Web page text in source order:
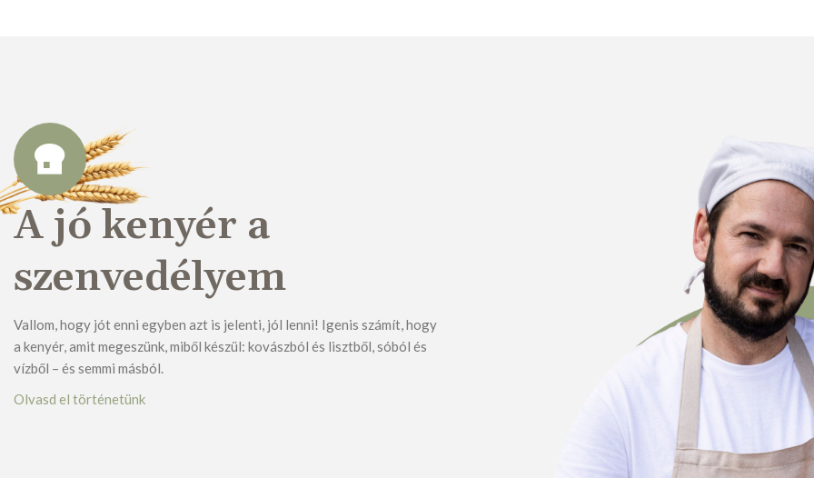
A jó kenyér a
szenvedélyem
Vallom, hogy jót enni egyben azt is jelenti, jól lenni! Igenis számít, hogy
a kenyér, amit megeszünk, miből készül: kovászból és lisztből, sóból és
vízből – és semmi másból.
Olvasd el történetünk